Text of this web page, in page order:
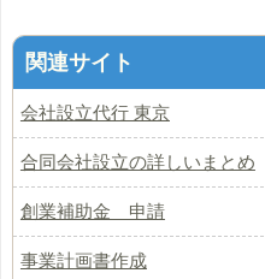
関連サイト
会社設立代行 東京
合同会社設立の詳しいまとめ
創業補助金 申請
事業計画書作成